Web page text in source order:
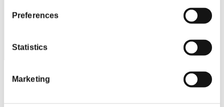
Preferences
Statistics
Marketing
スコア: -
24